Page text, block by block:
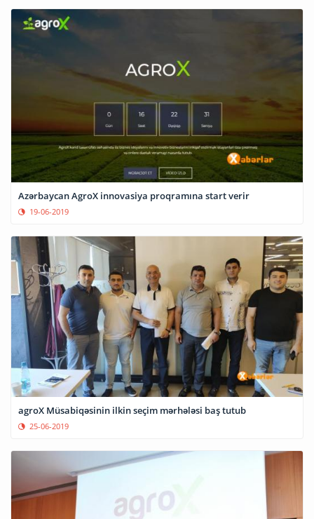
Azərbaycan AgroX innovasiya proqramına start verir
19-06-2019
agroX Müsabiqəsinin ilkin seçim mərhələsi baş tutub
25-06-2019